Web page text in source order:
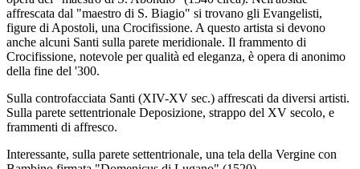
affrescata dal "maestro di S. Biagio" si trovano gli Evangelisti,
figure di Apostoli, una Crocifissione. A questo artista si devono
anche alcuni Santi sulla parete meridionale. Il frammento di
Crocifissione, notevole per qualità ed eleganza, è opera di anonimo
della fine del '300.
Sulla controfacciata Santi (XIV-XV sec.) affrescati da diversi artisti.
Sulla parete settentrionale Deposizione, strappo del XV secolo, e
frammenti di affresco.
Interessante, sulla parete settentrionale, una tela della Vergine con